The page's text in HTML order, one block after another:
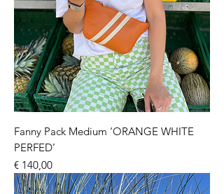
Fanny Pack Medium ‘ORANGE WHITE
PERFED’
Prijs
€ 140,00